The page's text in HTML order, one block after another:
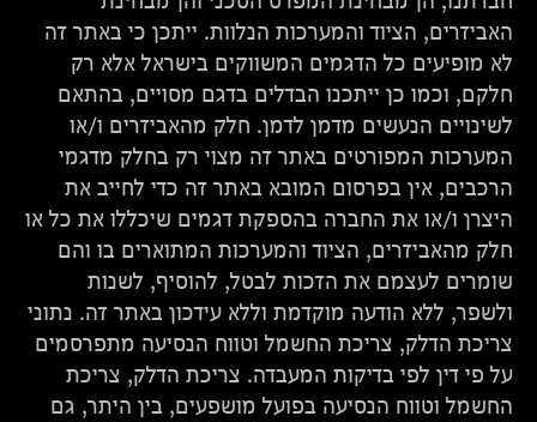
האביזרים, הציוד והמערכות הנלוות. ייתכן כי באתר זה
לא מופיעים כל הדגמים המשווקים בישראל אלא רק
חלקם, וכמו כן ייתכנו הבדלים בדגם מסויים, בהתאם
לשינויים הנעשים מדמן לדמן. חלק מהאביזרים ו/או
המערכות המפורטים באתר זה מצוי רק בחלק מדגמי
הרכבים, אין בפרסום המובא באתר זה כדי לחייב את
היצרן ו/או את החברה בהספקת דגמים שיכללו את כל או
חלק מהאביזרים, הציוד והמערכות המתוארים בו והם
שומרים לעצמם את הזכות לבטל, להוסיף, לשנות
ולשפר, ללא הודעה מוקדמת וללא עידכון באתר זה. נתוני
צריכת הדלק, צריכת החשמל וטווח הנסיעה מתפרסמים
על פי דין לפי בדיקות המעבדה. צריכת הדלק, צריכת
החשמל וטווח הנסיעה בפועל מושפעים, בין היתר, גם